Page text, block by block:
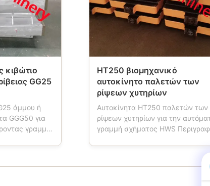
κιβώτιο
GG25
άμμου ή
GGG50 για
γραμμή
HT250 βιομηχανικό
αυτοκίνητο παλετών των
ρίψεων χυτηρίων
Αυτοκίνητα HT250 παλετών των
ρίψεων χυτηρίων για την
γραμμή σχήματος HWS
χρησιμοποιείται στα χυτήρια.
αυτοκίνητο παλετών έχει